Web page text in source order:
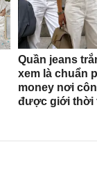
Quần jeans
xem là chuẩn
money nơi
được giới thời